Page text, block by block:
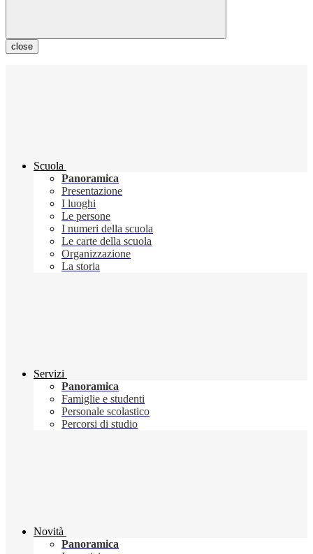
close
Scuola
Panoramica
Presentazione
I luoghi
Le persone
I numeri della scuola
Le carte della scuola
Organizzazione
La storia
Servizi
Panoramica
Famiglie e studenti
Personale scolastico
Percorsi di studio
Novità
Panoramica